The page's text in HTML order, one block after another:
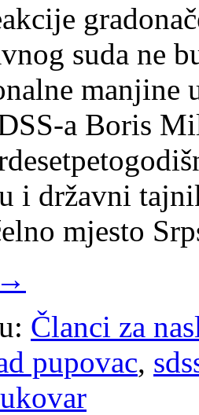
suda ne
a Boris
i državni
mjesto
Članci za
pupovac,